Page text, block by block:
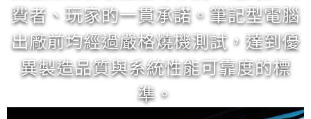
接器內部是否有異常損壞現象。
費者、玩家的一貫承諾。筆記型電腦
出廠前均經過嚴格燒機測試，達到優
異製造品質與系統性能可靠度的標
準。